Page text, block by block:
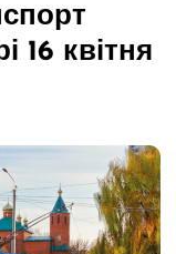
16 квітня